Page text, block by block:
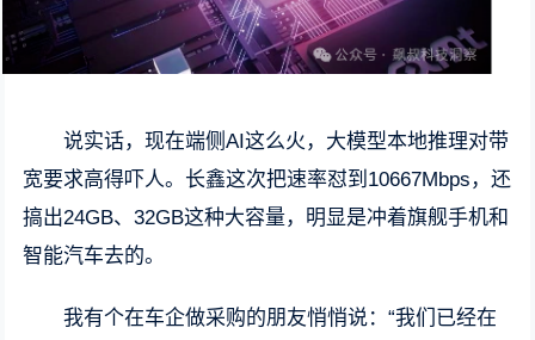
说实话，现在端侧AI这么火，大模型本地推理对带
宽要求高得吓人。长鑫这次把速率怼到10667Mbps，还
搞出24GB、32GB这种大容量，明显是冲着旗舰手机和
智能汽车去的。
我有个在车企做采购的朋友悄悄说：“我们已经在